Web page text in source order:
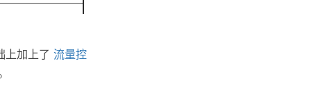
上加上了 流量控